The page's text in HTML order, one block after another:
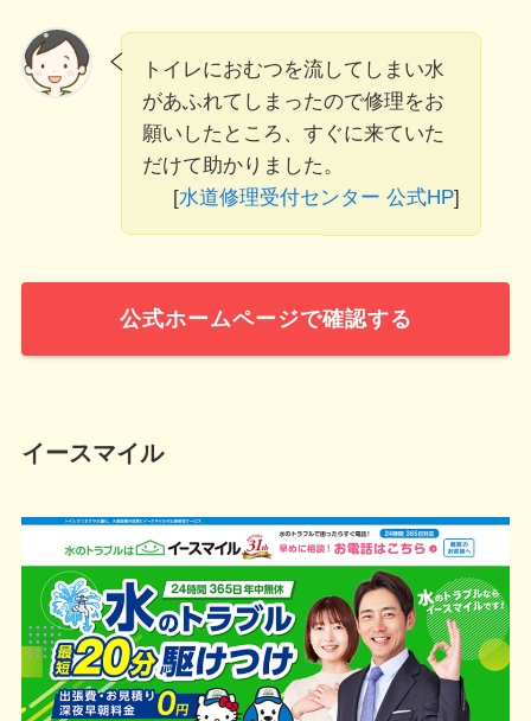
トイレにおむつを流してしまい水
があふれてしまったので修理をお
願いしたところ、すぐに来ていた
だけて助かりました。
[水道修理受付センター 公式HP]
公式ホームページで確認する
イースマイル